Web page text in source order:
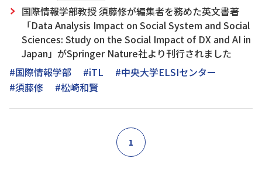
国際情報学部教授 須藤修が編集者を務めた英文書著
「Data Analysis Impact on Social System and Social
Sciences: Study on the Social Impact of DX and AI in
Japan」がSpringer Nature社より刊行されました
#国際情報学部
#iTL
#中央大学ELSIセンター
#須藤修
#松崎和賢
1